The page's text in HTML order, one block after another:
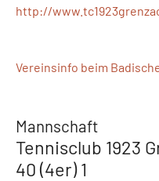
http://
Vereinsinfo beim
Mannschaft
Tennisclub 1923
40 (4er) 1